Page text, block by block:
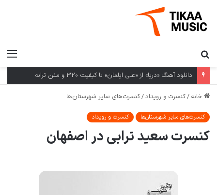
دانلود آهنگ «دریا» از «علی ایلمان» با کیفیت ۳۲۰ و متن ترانه
خانه /کنسرت و رویداد/کنسرت‌های سایر شهرستان‌ها
کنسرت‌های سایر شهرستان‌ها کنسرت و رویداد
کنسرت سعید ترابی در اصفهان